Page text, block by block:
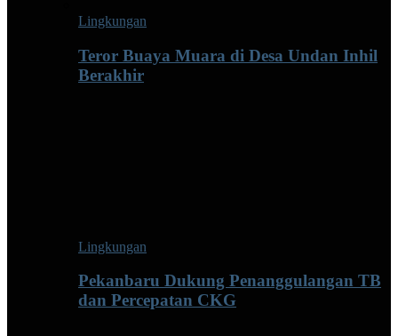
Lingkungan
Teror Buaya Muara di Desa Undan Inhil
Berakhir
Lingkungan
Pekanbaru Dukung Penanggulangan TB
dan Percepatan CKG